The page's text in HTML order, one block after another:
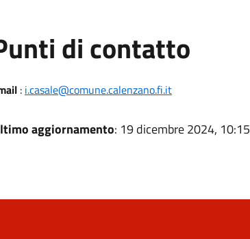
di contatto
: i.casale@comune.calenzano.fi.it
aggiornamento: 19 dicembre 2024, 10:15